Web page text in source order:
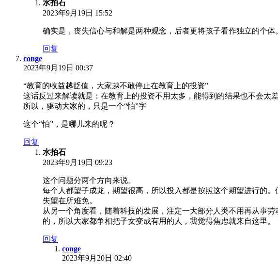
水拍石
2023年9月19日 15:52
确实是，丧失信心与和解是两种观念，后者更将孩子看作独立的个体
回复
conge
2023年9月19日 00:37
“教育的收益越贬值，大家越不敢停止在教育上的投资”
这话反过来解读就是：在教育上的投资不用太多，能得到的结果也不会
所以，驱动大家的，只是一个“怕”字
这个“怕”，是哪儿来的呢？
回复
水拍石
2023年9月19日 09:23
这个问题分两个方向来说。
每个人都望子成龙，期望很高，所以投入都是按照这个期望进行的
失望在所难免。
从另一个角度看，随着科技的发展，注定一大部分人类不用再从事
的，所以大家都争相把子女变成有用的人，我觉得焦虑就来自这里。
回复
conge
2023年9月20日 02:40